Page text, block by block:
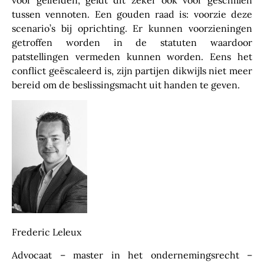
tussen vennoten. Een gouden raad is: voorzie deze
scenario’s bij oprichting. Er kunnen voorzieningen
getroffen worden in de statuten waardoor
patstellingen vermeden kunnen worden. Eens het
conflict geëscaleerd is, zijn partijen dikwijls niet meer
bereid om de beslissingsmacht uit handen te geven.
Frederic Leleux
Advocaat – master in het ondernemingsrecht –